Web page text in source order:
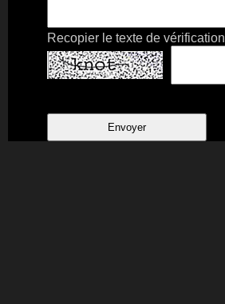
Recopier le texte de vérification